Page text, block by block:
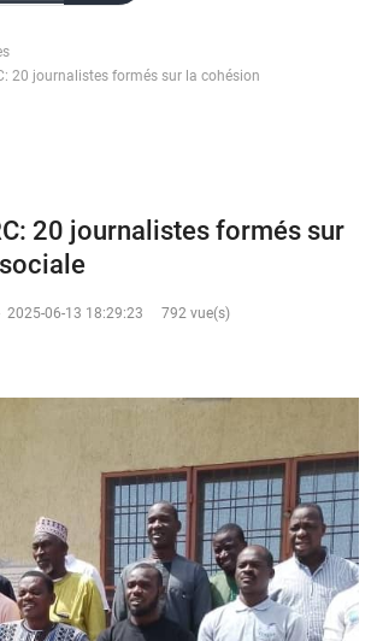
20 journalistes formés sur la cohésion
20 journalistes formés sur
2025-06-13 18:29:23
792 vue(s)